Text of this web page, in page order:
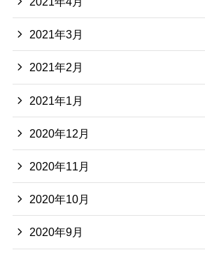
2021年3月
2021年2月
2021年1月
2020年12月
2020年11月
2020年10月
2020年9月